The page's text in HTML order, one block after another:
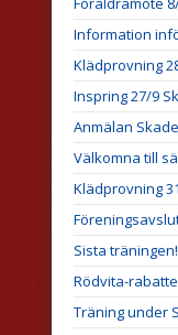
Information
Klädprovning
Inspring 27/9
Anmälan
Välkomna till
Klädprovning
Sista träningen!
Rödvita-
Träning under